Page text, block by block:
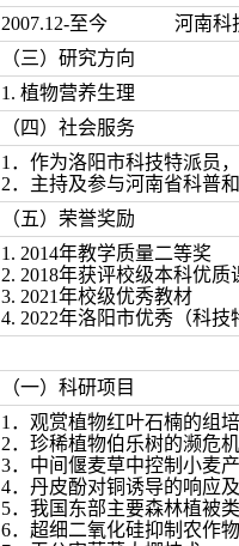
2007.12-至今 河南科技
（三）研究方向
1. 植物营养生理
（四）社会服务
1．作为洛阳市科技特派员
2．主持及参与河南省科普
（五）荣誉奖励
1. 2014年教学质量二等奖
2. 2018年获评校级本科优质
3. 2021年校级优秀教材
4. 2022年洛阳市优秀（科技
（一）科研项目
1．观赏植物红叶石楠的组
2．珍稀植物伯乐树的濒危
3．中间偃麦草中控制小麦
4．丹皮酚对铜诱导的响应
5．我国东部主要森林植被
6．超细二氧化硅抑制农作